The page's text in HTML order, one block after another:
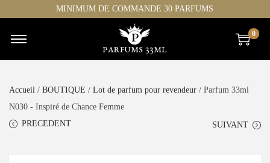
MINIMUM DE COMMANDE 30 PARFUMS
0
Accueil / BOUTIQUE / Lot de parfum pour revendeur / Parfum 33ml
N030 - Inspiré de Chance Femme
PRECEDENT
SUIVANT